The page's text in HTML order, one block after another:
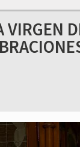
VIRGEN